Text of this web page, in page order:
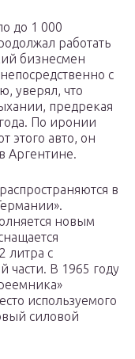
до 1 000
работать
бизнесмен
с
уверял, что
предрекая
По иронии
этого авто, он
Аргентине.
в
новым
литра с
В 1965 году
используемого
силовой